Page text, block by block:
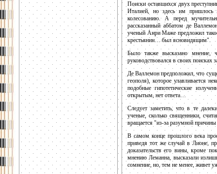
Поиски оставшихся двух
Италией, но здесь им пришлось
колесованию. А перед
рассказанный аббатом де
ученый Анри Маже предложил
крестьянин… был ясновидящим".
Было также высказано мнение,
руководствовался в своих поисках
Де Валлемон предположил, что
геополя), которое улавливается
подобные гипотетические
открытым, нет ответа…
Следует заметить, что в те
ученые, сколько священники,
вращается "из-за разумной
В самом конце прошлого века
приведя тот же случай в Лионе,
доказательств его вины, кроме
мнению Леманна, высказали
сомнение, но, тем не менее, живет